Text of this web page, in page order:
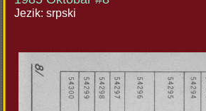
Jezik: srpski